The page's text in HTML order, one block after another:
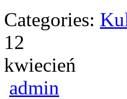
Categories:
12
kwiecień
admin